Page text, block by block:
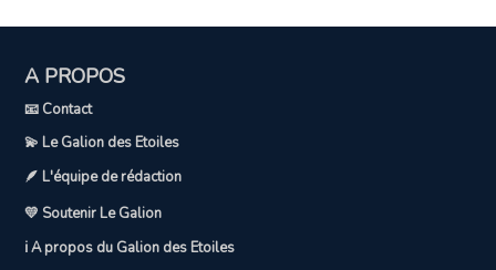
A PROPOS
📧 Contact
💫 Le Galion des Etoiles
🪶 L'équipe de rédaction
💛 Soutenir Le Galion
ℹ️ A propos du Galion des Etoiles